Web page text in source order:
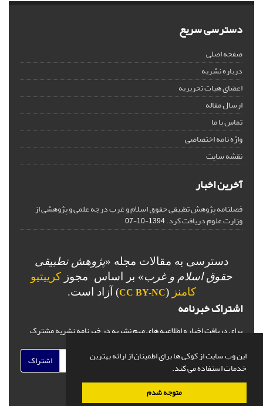
این وب سایت از کوکی ها برای اطمینان از ارائه بهترین
خدمات استفاده می کند.
متوجه شدم
دسترسی سریع
صفحه اصلی
درباره نشریه
اعضای هیات تحریریه
ارسال مقاله
تماس با ما
واژه نامه اختصاصی
نقشه سایت
آخرین اخبار
فصلنامه پژوهش تطبیقی حقوق اسلام و غرب درجه علمی و پژوهشی از
وزارت علوم دریافت کرد.1394-10-07
دسترسی به مقالات مجله «پژوهش تطبیقی
حقوق اسلام و غرب» بر اساس مجوز کرییتیو
کامنز (
CC BY-NC) آزاد است.
اشتراک خبرنامه
برای دریافت اخبار و اطلاعیه های مهم نشریه در خبرنامه نشریه مشترک
اشتراک